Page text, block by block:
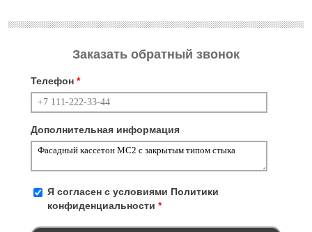
Заказать обратный звонок
Телефон *
Дополнительная информация
Я согласен с условиями Политики
конфиденциальности *